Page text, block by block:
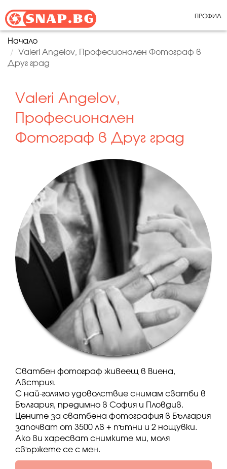
ПРОФИЛ
Начало
Valeri Angelov, Професионален Фотограф в
Друг град
Valeri Angelov,
Професионален
Фотограф в Друг град
Сватбен фотограф живеещ в Виена,
Австрия.
С най-голямо удоволствие снимам сватби в
България, предимно в София и Пловдив.
Цените за сватбена фотография в България
започват от 3500 лв + пътни и 2 нощувки.
Ако ви харесват снимките ми, моля
свържете се с мен.